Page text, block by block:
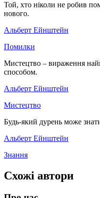
Той, хто ніколи не робив
нового.
Альберт Ейнштейн
Помилки
Мистецтво – вираження
способом.
Альберт Ейнштейн
Мистецтво
Будь-який дурень може
Альберт Ейнштейн
Знання
Схожі автори